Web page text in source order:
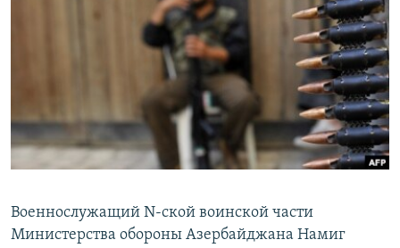
English
Русский
Военнослужащий N-ской воинской части
Министерства обороны Азербайджана Намиг